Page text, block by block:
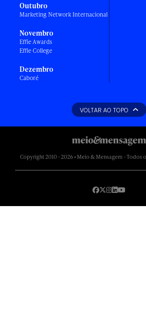
Outubro
Marketing Network Internacional
Novembro
Effie Awards
Effie College
Dezembro
Caboré
VOLTAR AO TOPO
Copyright 2010 - 2026 • Meio & Mensagem - Todos